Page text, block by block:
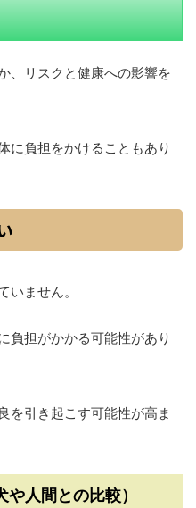
、リスクと健康への影響を
に負担をかけることもあり
いません。
負担がかかる可能性があり
を引き起こす可能性が高ま
人間との比較）